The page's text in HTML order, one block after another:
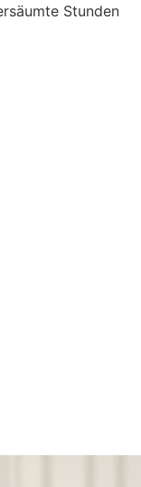
Stunden